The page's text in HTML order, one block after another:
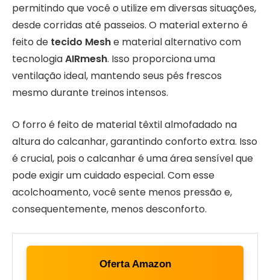
permitindo que você o utilize em diversas situações,
desde corridas até passeios. O material externo é
feito de tecido Meshe material alternativo com
tecnologiaAIRmesh. Isso proporciona uma
ventilação ideal, mantendo seus pés frescos
mesmo durante treinos intensos.
O forro é feito de material têxtil almofadado na
altura do calcanhar, garantindo conforto extra. Isso
é crucial, pois o calcanhar é uma área sensível que
pode exigir um cuidado especial. Com esse
acolchoamento, você sente menos pressão e,
consequentemente, menos desconforto.
Oferta Amazon